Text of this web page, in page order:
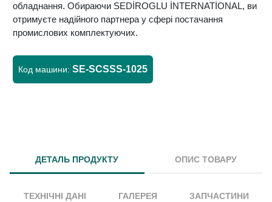
обладнання. Обираючи SEDİROGLU İNTERNATİONAL, ви
отримуєте надійного партнера у сфері постачання
промислових комплектуючих.
Код машини: SE-SCSSS-1025
ДЕТАЛЬ ПРОДУКТУ ОПИС ТОВАРУ
ТЕХНІЧНІ ДАНІ ГАЛЕРЕЯ ЗАПЧАСТИНИ